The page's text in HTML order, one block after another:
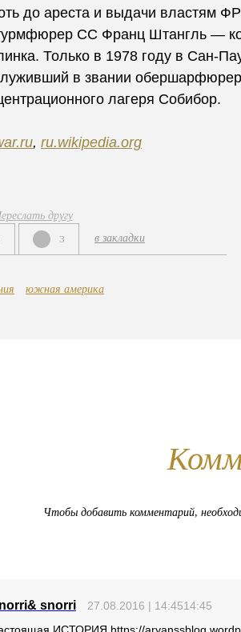
до ареста и выдачи властям
СС Франц Штангль —
Только в 1978 году в Сан-
в звании
лагеря Собибор.
, ru.wikipedia.org
другу
3 в закладки
южная америка
Чтобы добавить комментарий,
snorri
27.08.2016 | 14:4514:45
ИСТОРИЯ https://